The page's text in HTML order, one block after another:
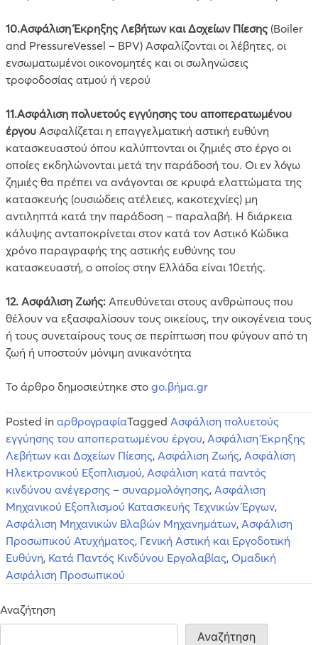
10.Ασφάλιση Έκρηξης Λεβήτων και Δοχείων Πίεσης (Boiler
and PressureVessel – BPV) Ασφαλίζονται οι λέβητες, οι
ενσωματωμένοι οικονομητές και οι σωληνώσεις
τροφοδοσίας ατμού ή νερού
11.Aσφάλιση πολυετούς εγγύησης του αποπερατωμένου
έργου Ασφαλίζεται η επαγγελματική αστική ευθύνη
κατασκευαστού όπου καλύπτονται οι ζημιές στο έργο οι
οποίες εκδηλώνονται μετά την παράδοσή του. Oι εν λόγω
ζημιές θα πρέπει να ανάγονται σε κρυφά ελαττώματα της
κατασκευής (ουσιώδεις ατέλειες, κακοτεχνίες) μη
αντιληπτά κατά την παράδοση – παραλαβή. H διάρκεια
κάλυψης ανταποκρίνεται στον κατά τον Aστικό Kώδικα
χρόνο παραγραφής της αστικής ευθύνης του
κατασκευαστή, ο οποίος στην Eλλάδα είναι 10ετής.
12. Ασφάλιση Ζωής: Απευθύνεται στους ανθρώπους που
θέλουν να εξασφαλίσουν τους οικείους, την οικογένεια τους
ή τους συνεταίρους τους σε περίπτωση που φύγουν από τη
ζωή ή υποστούν μόνιμη ανικανότητα
Το άρθρο δημοσιεύτηκε στο go.βήμα.gr
Posted in αρθρογραφίαTagged Aσφάλιση πολυετούς
εγγύησης του αποπερατωμένου έργου, Ασφάλιση Έκρηξης
Λεβήτων και Δοχείων Πίεσης, Ασφάλιση Ζωής, Ασφάλιση
Ηλεκτρονικού Εξοπλισμού, Ασφάλιση κατά παντός
κινδύνου ανέγερσης – συναρμολόγησης, Ασφάλιση
Μηχανικού Εξοπλισμού Κατασκευής Τεχνικών Έργων,
Ασφάλιση Μηχανικών Βλαβών Μηχανημάτων, Ασφάλιση
Προσωπικού Ατυχήματος, Γενική Αστική και Εργοδοτική
Ευθύνη, Κατά Παντός Κινδύνου Εργολαβίας, Ομαδική
Ασφάλιση Προσωπικού
Αναζήτηση
Αναζήτηση